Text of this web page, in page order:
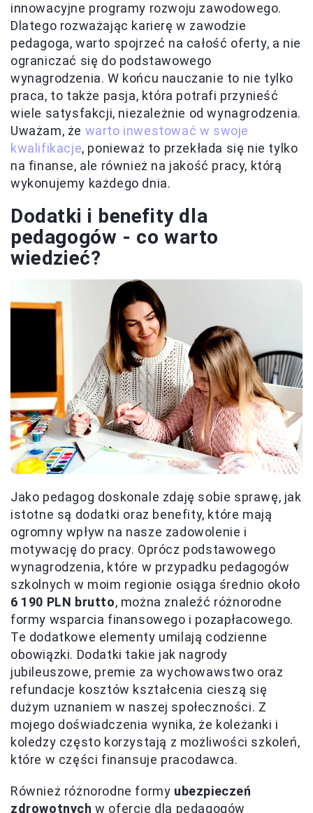
innowacyjne programy rozwoju zawodowego.
Dlatego rozważając karierę w zawodzie
pedagoga, warto spojrzeć na całość oferty, a nie
ograniczać się do podstawowego
wynagrodzenia. W końcu nauczanie to nie tylko
praca, to także pasja, która potrafi przynieść
wiele satysfakcji, niezależnie od wynagrodzenia.
Uważam, że warto inwestować w swoje
kwalifikacje, ponieważ to przekłada się nie tylko
na finanse, ale również na jakość pracy, którą
wykonujemy każdego dnia.
Dodatki i benefity dla
pedagogów - co warto
wiedzieć?
Jako pedagog doskonale zdaję sobie sprawę, jak
istotne są dodatki oraz benefity, które mają
ogromny wpływ na nasze zadowolenie i
motywację do pracy. Oprócz podstawowego
wynagrodzenia, które w przypadku pedagogów
szkolnych w moim regionie osiąga średnio około
6 190 PLN brutto, można znaleźć różnorodne
formy wsparcia finansowego i pozapłacowego.
Te dodatkowe elementy umilają codzienne
obowiązki. Dodatki takie jak nagrody
jubileuszowe, premie za wychowawstwo oraz
refundacje kosztów kształcenia cieszą się
dużym uznaniem w naszej społeczności. Z
mojego doświadczenia wynika, że koleżanki i
koledzy często korzystają z możliwości szkoleń,
które w części finansuje pracodawca.
Również różnorodne formy ubezpieczeń
zdrowotnych w ofercie dla pedagogów